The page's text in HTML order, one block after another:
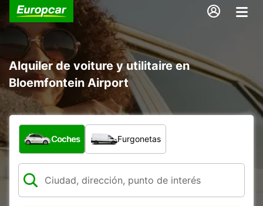
Alquiler de voiture y utilitaire en
Bloemfontein Airport
¿Qué tipo de vehículo?
Coches Furgonetas